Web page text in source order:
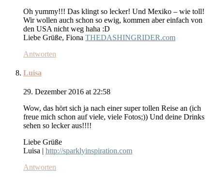
Oh yummy!!! Das klingt so lecker! Und Mexiko – wie toll!
Wir wollen auch schon so ewig, kommen aber einfach von
den USA nicht weg haha :D
Liebe Grüße, Fiona THEDASHINGRIDER.com
Antworten
Luisa
29. Dezember 2016 at 22:58
Wow, das hört sich ja nach einer super tollen Reise an (ich
freue mich schon auf viele, viele Fotos;)) Und deine Drinks
sehen so lecker aus!!!!
Liebe Grüße
Luisa | http://sparklyinspiration.com
Antworten